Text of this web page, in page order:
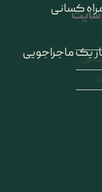
کسانی
یک ماجراجویی